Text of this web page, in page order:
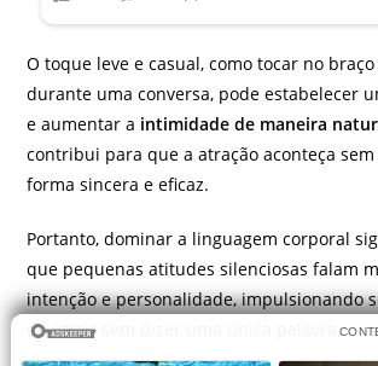
O toque leve e casual, como tocar no
durante uma conversa, pode estabelecer
e aumentar a intimidade de maneira
contribui para que a atração aconteça sem
forma sincera e eficaz.
Portanto, dominar a linguagem corporal
que pequenas atitudes silenciosas falam
intenção e personalidade, impulsionando
de atrair sem dizer uma única palavra.